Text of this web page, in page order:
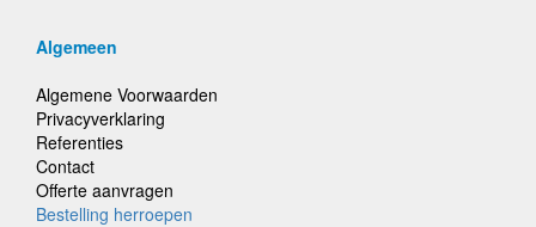
Algemeen
Algemene Voorwaarden
Privacyverklaring
Referenties
Contact
Offerte aanvragen
Bestelling herroepen